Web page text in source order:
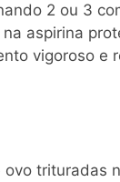
2 ou 3
aspirina
vigoroso e
ovo trituradas